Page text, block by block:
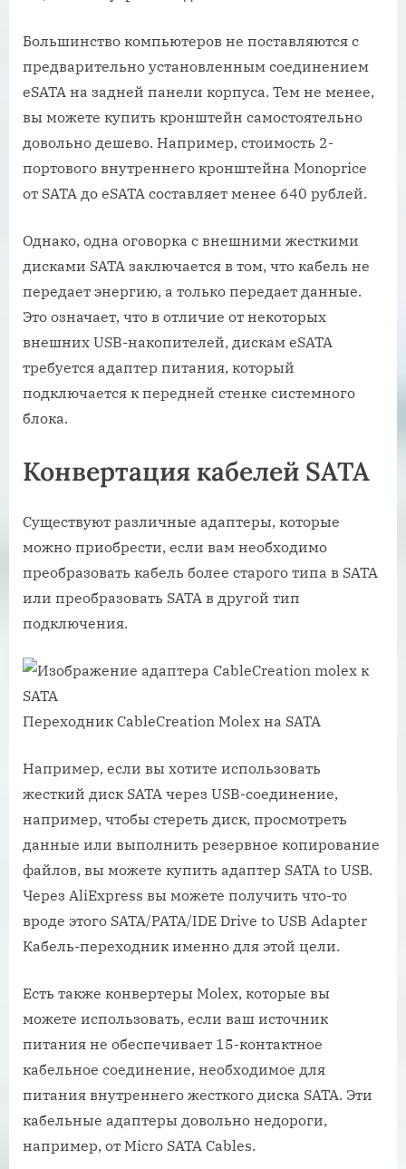
Большинство компьютеров не поставляются с
предварительно установленным соединением
eSATA на задней панели корпуса. Тем не менее,
вы можете купить кронштейн самостоятельно
довольно дешево. Например, стоимость 2-
портового внутреннего кронштейна Monoprice
от SATA до eSATA составляет менее 640 рублей.
Однако, одна оговорка с внешними жесткими
дисками SATA заключается в том, что кабель не
передает энергию, а только передает данные.
Это означает, что в отличие от некоторых
внешних USB-накопителей, дискам eSATA
требуется адаптер питания, который
подключается к передней стенке системного
блока.
Конвертация кабелей SATA
Существуют различные адаптеры, которые
можно приобрести, если вам необходимо
преобразовать кабель более старого типа в SATA
или преобразовать SATA в другой тип
подключения.
Переходник CableCreation Molex на SATA
Например, если вы хотите использовать
жесткий диск SATA через USB-соединение,
например, чтобы стереть диск, просмотреть
данные или выполнить резервное копирование
файлов, вы можете купить адаптер SATA to USB.
Через AliExpress вы можете получить что-то
вроде этого SATA/PATA/IDE Drive to USB Adapter
Кабель-переходник именно для этой цели.
Есть также конвертеры Molex, которые вы
можете использовать, если ваш источник
питания не обеспечивает 15-контактное
кабельное соединение, необходимое для
питания внутреннего жесткого диска SATA. Эти
кабельные адаптеры довольно недороги,
например, от Micro SATA Cables.